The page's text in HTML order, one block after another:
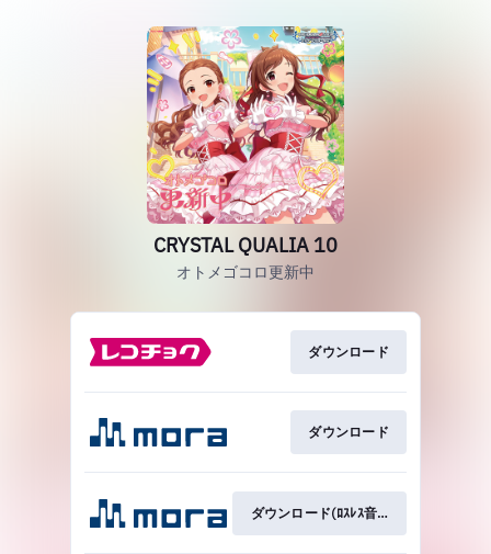
CRYSTAL QUALIA 10
オトメゴコロ更新中
ダウンロード
ダウンロード
ダウンロード(ﾛｽﾚｽ音質)